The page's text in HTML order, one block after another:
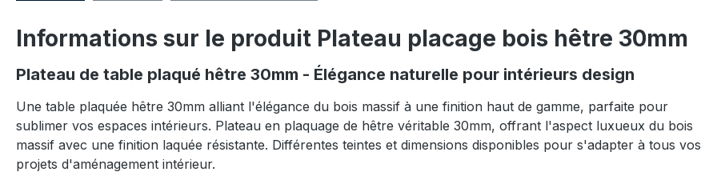
Informations sur le produit Plateau placage bois hêtre 30mm
Plateau de table plaqué hêtre 30mm - Élégance naturelle pour intérieurs design
Une table plaquée hêtre 30mm alliant l'élégance du bois massif à une finition haut de gamme, parfaite pour
sublimer vos espaces intérieurs. Plateau en plaquage de hêtre véritable 30mm, offrant l'aspect luxueux du bois
massif avec une finition laquée résistante. Différentes teintes et dimensions disponibles pour s'adapter à tous vos
projets d'aménagement intérieur.